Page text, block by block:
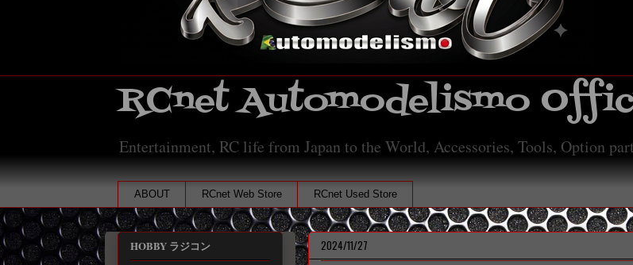
RCnet Automodelismo
Entertainment, RC life from Japan to the World, Accessories, Tools, Option
ABOUT RCnet Web Store RCnet Used Store
2024/11/27
HOBBY ラジコン